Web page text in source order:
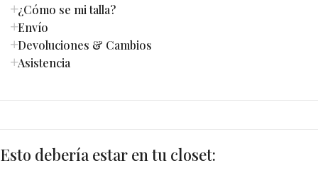
¿Cómo se mi talla?
Envío
Devoluciones & Cambios
Asistencia
Esto debería estar en tu closet: